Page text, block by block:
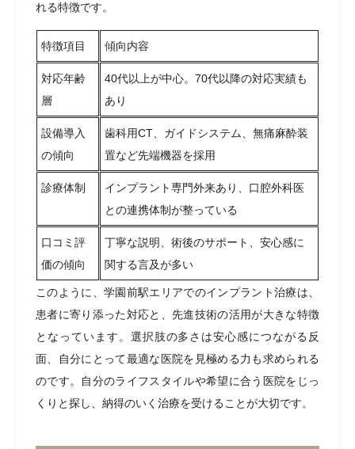
れる特徴です。
特徴項目 傾向内容
対応年齢
層
40代以上が中心。70代以降の対応実績も
あり
設備導入
の傾向
歯科用CT、ガイドシステム、無痛麻酔装
置など先端機器を採用
診療体制
インプラント専門外来あり、口腔外科医
との連携体制が整っている
口コミ評
価の傾向
丁寧な説明、術後のサポート、安心感に
関する言及が多い
このように、学園前駅エリアでのインプラント治療は、
患者に寄り添った対応と、先進技術の活用が大きな特徴
となっています。選択肢の多さは安心感につながる反
面、自分にとって最適な医院を見極める力も求められる
のです。自分のライフスタイルや希望に合う医院をじっ
くりと探し、納得のいく治療を受けることが大切です。